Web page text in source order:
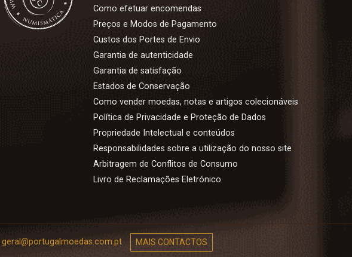
Como efetuar encomendas
Preços e Modos de Pagamento
Custos dos Portes de Envio
Garantia de autenticidade
Garantia de satisfação
Estados de Conservação
Como vender moedas, notas e artigos colecionáveis
Política de Privacidade e Proteção de Dados
Propriedade Intelectual e conteúdos
Responsabilidades sobre a utilização do nosso site
Arbitragem de Conflitos de Consumo
Livro de Reclamações Eletrónico
geral@portugalmoedas.com.pt MAIS CONTACTOS